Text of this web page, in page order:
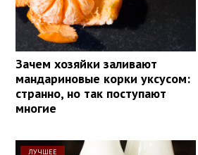
Зачем хозяйки заливают
мандариновые корки уксусом:
странно, но так поступают
многие
ЛУЧШЕЕ